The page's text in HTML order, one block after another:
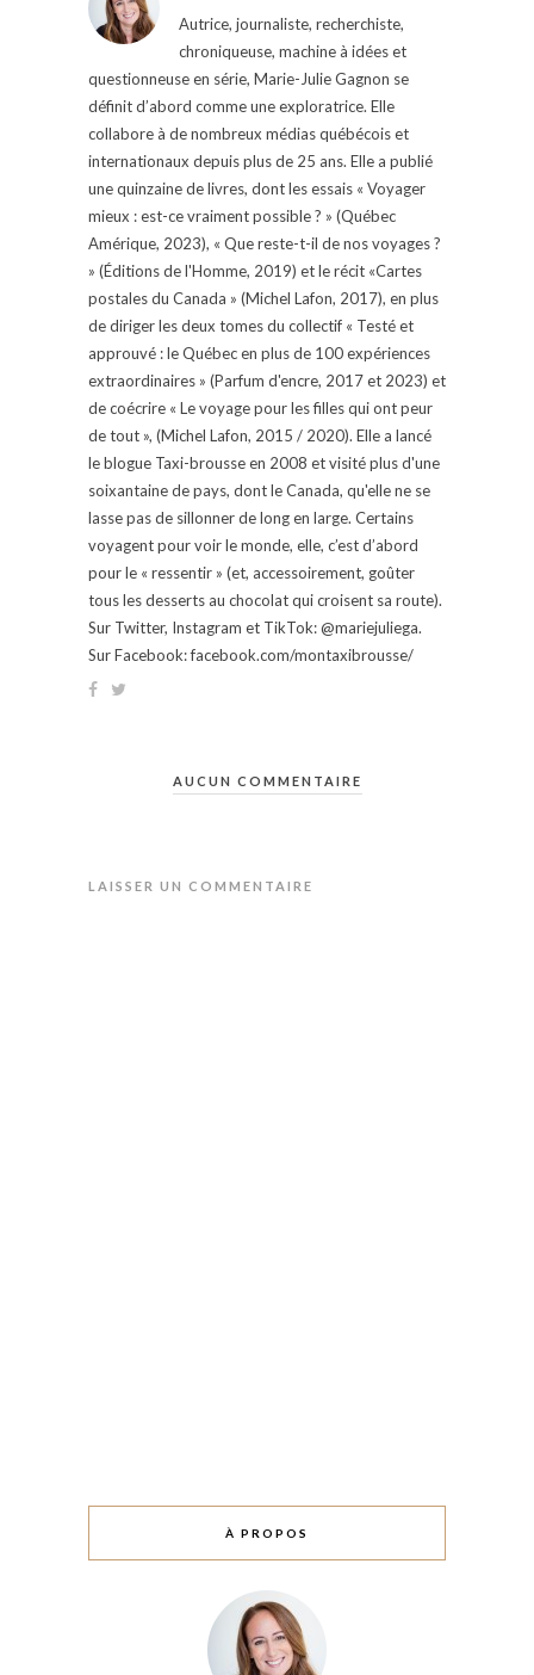
Autrice, journaliste, recherchiste,
chroniqueuse, machine à idées et
questionneuse en série, Marie-Julie Gagnon se
définit d’abord comme une exploratrice. Elle
collabore à de nombreux médias québécois et
internationaux depuis plus de 25 ans. Elle a publié
une quinzaine de livres, dont les essais « Voyager
mieux : est-ce vraiment possible ? » (Québec
Amérique, 2023), « Que reste-t-il de nos voyages ?
» (Éditions de l'Homme, 2019) et le récit «Cartes
postales du Canada » (Michel Lafon, 2017), en plus
de diriger les deux tomes du collectif « Testé et
approuvé : le Québec en plus de 100 expériences
extraordinaires » (Parfum d'encre, 2017 et 2023) et
de coécrire « Le voyage pour les filles qui ont peur
de tout », (Michel Lafon, 2015 / 2020). Elle a lancé
le blogue Taxi-brousse en 2008 et visité plus d'une
soixantaine de pays, dont le Canada, qu'elle ne se
lasse pas de sillonner de long en large. Certains
voyagent pour voir le monde, elle, c’est d’abord
pour le « ressentir » (et, accessoirement, goûter
tous les desserts au chocolat qui croisent sa route).
Sur Twitter, Instagram et TikTok: @mariejuliega.
Sur Facebook: facebook.com/montaxibrousse/
AUCUN COMMENTAIRE
LAISSER UN COMMENTAIRE
À PROPOS